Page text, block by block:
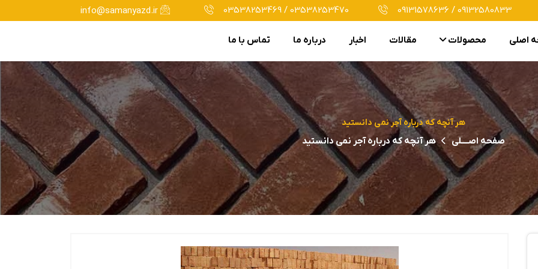
info@samanyazd.ir 03538253469 / 03538253470 09131578636 / 09132580833
اصلی محصولات مقالات اخبار درباره ما تماس با ما
هر آنچه که درباره آجر نمی دانستید
صفحه اصــــلی هر آنچه که درباره آجر نمی دانستید